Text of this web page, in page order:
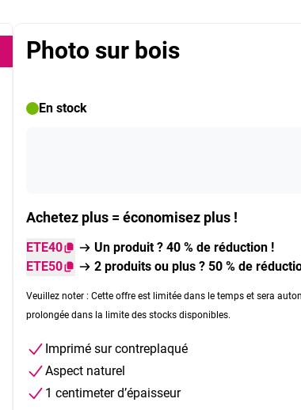
Photo sur bois
En stock
Achetez plus = économisez plus !
ETE40
Un produit ? 40 % de réduction !
ETE50
2 produits ou plus ? 50 % de
Veuillez noter : Cette offre est limitée dans le temps et sera
prolongée dans la limite des stocks disponibles.
Imprimé sur contreplaqué
Aspect naturel
1 centimeter d’épaisseur